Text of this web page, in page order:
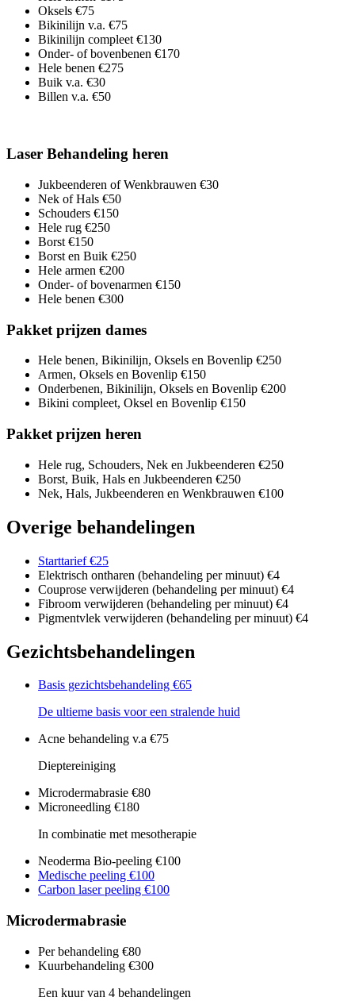
Oksels €75
Bikinilijn v.a. €75
Bikinilijn compleet €130
Onder- of bovenbenen €170
Hele benen €275
Buik v.a. €30
Billen v.a. €50
Laser Behandeling heren
Jukbeenderen of Wenkbrauwen €30
Nek of Hals €50
Schouders €150
Hele rug €250
Borst €150
Borst en Buik €250
Hele armen €200
Onder- of bovenarmen €150
Hele benen €300
Pakket prijzen dames
Hele benen, Bikinilijn, Oksels en Bovenlip €250
Armen, Oksels en Bovenlip €150
Onderbenen, Bikinilijn, Oksels en Bovenlip €200
Bikini compleet, Oksel en Bovenlip €150
Pakket prijzen heren
Hele rug, Schouders, Nek en Jukbeenderen €250
Borst, Buik, Hals en Jukbeenderen €250
Nek, Hals, Jukbeenderen en Wenkbrauwen €100
Overige behandelingen
Starttarief€25
Elektrisch ontharen (behandeling per minuut) €4
Couprose verwijderen (behandeling per minuut) €4
Fibroom verwijderen (behandeling per minuut) €4
Pigmentvlek verwijderen (behandeling per minuut) €4
Gezichtsbehandelingen
Basis gezichtsbehandeling €65
De ultieme basis voor een stralende huid
Acne behandeling v.a €75
Dieptereiniging
Microdermabrasie €80
Microneedling €180
In combinatie met mesotherapie
Neoderma Bio-peeling €100
Medische peeling €100
Carbon laser peeling €100
Microdermabrasie
Per behandeling €80
Kuurbehandeling €300
Een kuur van 4 behandelingen